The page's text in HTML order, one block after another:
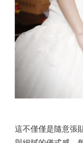
這不僅僅是隨意張